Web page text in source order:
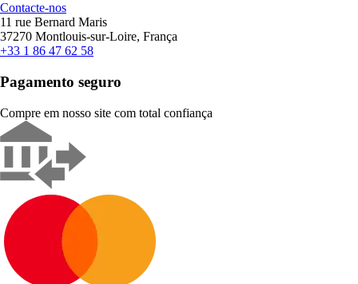
Contacte-nos
11 rue Bernard Maris
37270 Montlouis-sur-Loire, França
+33 1 86 47 62 58
Pagamento seguro
Compre em nosso site com total confiança